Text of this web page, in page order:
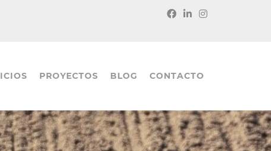
PROYECTOS BLOG CONTACTO